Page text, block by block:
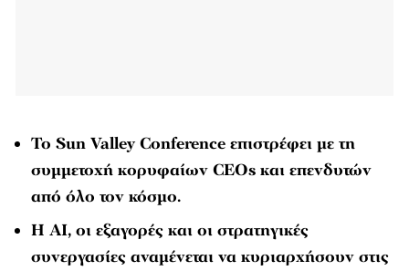
Το Sun Valley Conference επιστρέφει με τη
συμμετοχή κορυφαίων CEOs και επενδυτών
από όλο τον κόσμο.
Η AI, οι εξαγορές και οι στρατηγικές
συνεργασίες αναμένεται να κυριαρχήσουν στις